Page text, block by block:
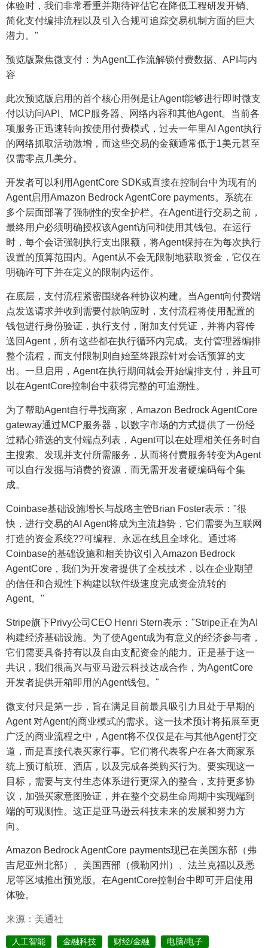
体验时，我们非常看重并期待评估它在降低工程研发开销、
简化支付编排流程以及引入合规可追踪交易机制方面的巨大
潜力。"
预览版聚焦微支付：为Agent工作流解锁付费数据、API与内
容
此次预览版启用的首个核心用例是让Agent能够进行即时微支
付以访问API、MCP服务器、网络内容和其他Agent。当前各
项服务正迅速转向按使用付费模式，过去一年里AI Agent执行
的网络抓取活动激增，而这些交易的金额通常低于1美元甚至
仅需零点几美分。
开发者可以利用AgentCore SDK或直接在控制台中为现有的
Agent启用Amazon Bedrock AgentCore payments。系统在
多个层面部署了强制性的安全护栏。在Agent进行交易之前，
最终用户必须明确授权该Agent访问和使用其钱包。在运行
时，每个会话强制执行支出限额，将Agent保持在为每次执行
设置的预算范围内。Agent从不会无限制地获取资金，它仅在
明确许可下并在定义的限制内运作。
在底层，支付流程紧密围绕各种协议构建。当Agent向付费端
点发送请求并收到需要付款响应时，支付流程将使用配置的
钱包进行身份验证，执行支付，附加支付凭证，并将内容传
送回Agent，所有这些都在执行循环内完成。支付管理器编排
整个流程，而支付限制则自始至终跟踪针对会话预算的支
出。一旦启用，Agent在执行期间就会开始编排支付，并且可
以在AgentCore控制台中获得完整的可追溯性。
为了帮助Agent自行寻找商家，Amazon Bedrock AgentCore
gateway通过MCP服务器，以数字市场的方式提供了一份经
过精心筛选的支付端点列表，Agent可以在处理相关任务时自
主搜索、发现并支付所需服务，从而将付费服务转变为Agent
可以自行发掘与消费的资源，而无需开发者硬编码每个集
成。
Coinbase基础设施增长与战略主管Brian Foster表示："很
快，进行交易的AI Agent将成为主流趋势，它们需要为互联网
打造的资金系统??可编程、永远在线且全球化。通过将
Coinbase的基础设施和相关协议引入Amazon Bedrock
AgentCore，我们为开发者提供了全栈技术，以在企业期望
的信任和合规性下构建以软件级速度完成资金流转的
Agent。"
Stripe旗下Privy公司CEO Henri Stern表示："Stripe正在为AI
构建经济基础设施。为了使Agent成为有意义的经济参与者，
它们需要具备持有以及自由支配资金的能力。正是基于这一
共识，我们很高兴与亚马逊云科技达成合作，为AgentCore
开发者提供开箱即用的Agent钱包。"
微支付只是第一步，旨在满足目前最具吸引力且处于早期的
Agent 对Agent的商业模式的需求。这一技术预计将拓展至更
广泛的商业流程之中，Agent将不仅仅是在与其他Agent打交
道，而是直接代表买家行事。它们将代表客户在各大商家系
统上预订航班、酒店，以及完成各类购买行为。要实现这一
目标，需要与支付生态体系进行更深入的整合，支持更多协
议，加强买家意图验证，并在整个交易生命周期中实现端到
端的可观测性。这正是亚马逊云科技未来的发展和努力方
向。
Amazon Bedrock AgentCore payments现已在美国东部（弗
吉尼亚州北部）、美国西部（俄勒冈州）、法兰克福以及悉
尼等区域推出预览版。在AgentCore控制台中即可开启使用
体验。
来源：美通社
人工智能 金融科技 财经/金融 电脑/电子